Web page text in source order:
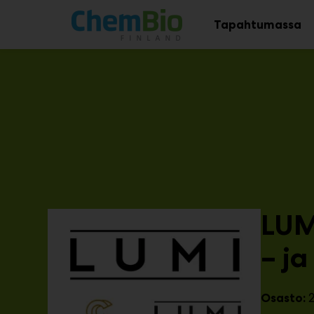
Main
Tapahtumassa
–
Osasto: